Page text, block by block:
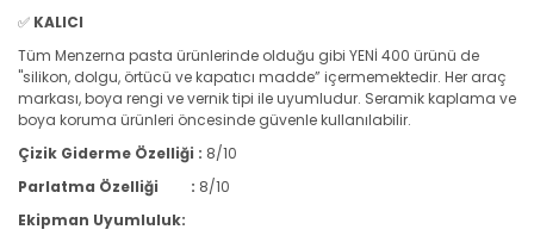
✅ KALICI
Tüm Menzerna pasta ürünlerinde olduğu gibi YENİ 400 ürünü de
"silikon, dolgu, örtücü ve kapatıcı madde” içermemektedir. Her araç
markası, boya rengi ve vernik tipi ile uyumludur. Seramik kaplama ve
boya koruma ürünleri öncesinde güvenle kullanılabilir.
Çizik Giderme Özelliği : 8/10
Parlatma Özelliği : 8/10
Ekipman Uyumluluk: